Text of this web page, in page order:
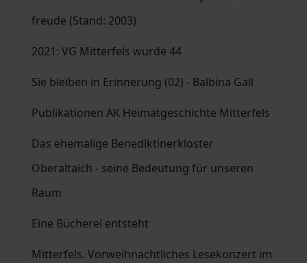
freude (Stand: 2003)
2021: VG Mitterfels wurde 44
Sie bleiben in Erinnerung (02) - Balbina Gall
Publikationen AK Heimatgeschichte Mitterfels
Das ehemalige Benediktinerkloster
Oberaltaich - seine Bedeutung für unseren
Raum
Eine Bücherei entsteht
Mitterfels. Vorweihnachtliches Lesekonzert im